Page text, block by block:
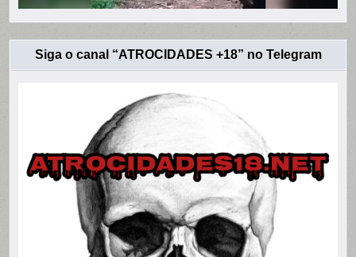
Siga o canal “ATROCIDADES +18” no Telegram